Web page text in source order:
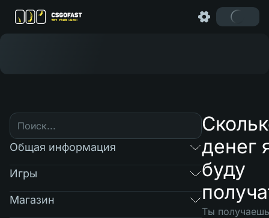
Общая информация
Игры
Магазин
денег
буду
Ты получаешь